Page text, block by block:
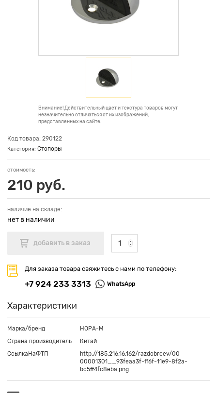
Внимание! Действительный цвет и текстура товаров могут
незначительно отличаться от их изображений,
представленных на сайте.
Код товара: 290122
Категория: Стопоры
стоимость:
210 руб.
наличие на складе:
нет в наличии
Для заказа товара свяжитесь с нами по телефону:
+7 924 233 3313 WhatsApp
Характеристики
Марка/бренд
НОРА-М
Страна производитель
Китай
СсылкаНаФТП
http://185.216.16.162/razdobreev/00-
00001301__93feaa3f-ff6f-11e9-8f2a-
bc5ff4fc8eba.png